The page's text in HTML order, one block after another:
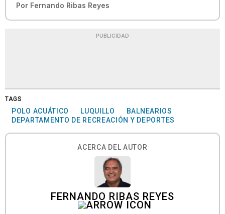
Por Fernando Ribas Reyes
PUBLICIDAD
TAGS
POLO ACUÁTICO LUQUILLO
BALNEARIOS
DEPARTAMENTO DE RECREACIÓN Y DEPORTES
ACERCA DEL AUTOR
FERNANDO RIBAS REYES